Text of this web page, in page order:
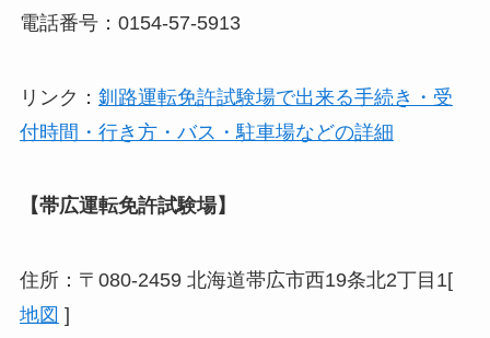
電話番号：0154-57-5913
リンク： 釧路運転免許試験場で出来る手続き・受
付時間・行き方・バス・駐車場などの詳細
【帯広運転免許試験場】
住所：〒080-2459 北海道帯広市西19条北2丁目1[
地図 ]